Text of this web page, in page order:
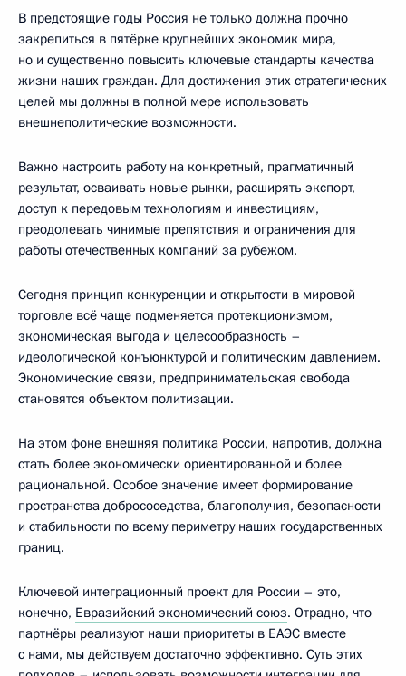
В предстоящие годы Россия не только должна прочно
закрепиться в пятёрке крупнейших экономик мира,
но и существенно повысить ключевые стандарты качества
жизни наших граждан. Для достижения этих стратегических
целей мы должны в полной мере использовать
внешнеполитические возможности.
Важно настроить работу на конкретный, прагматичный
результат, осваивать новые рынки, расширять экспорт,
доступ к передовым технологиям и инвестициям,
преодолевать чинимые препятствия и ограничения для
работы отечественных компаний за рубежом.
Сегодня принцип конкуренции и открытости в мировой
торговле всё чаще подменяется протекционизмом,
экономическая выгода и целесообразность –
идеологической конъюнктурой и политическим давлением.
Экономические связи, предпринимательская свобода
становятся объектом политизации.
На этом фоне внешняя политика России, напротив, должна
стать более экономически ориентированной и более
рациональной. Особое значение имеет формирование
пространства добрососедства, благополучия, безопасности
и стабильности по всему периметру наших государственных
границ.
Ключевой интеграционный проект для России – это,
конечно, Евразийский экономический союз. Отрадно, что
партнёры реализуют наши приоритеты в ЕАЭС вместе
с нами, мы действуем достаточно эффективно. Суть этих